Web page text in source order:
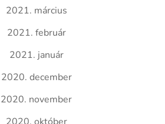
2021. március
2021. február
2021. január
2020. december
2020. november